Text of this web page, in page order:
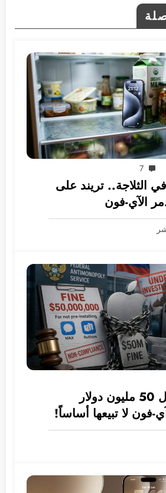
7
الثلاجة.. تريند على
الآي-فون
روسيا تغرم آبل 50 مليون دولار
فون لا تبيعها أساساً!